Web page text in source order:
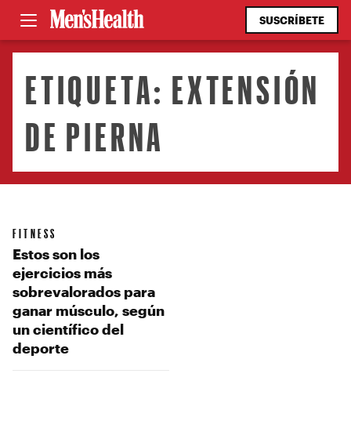
SUSCRÍBETE
ETIQUETA: EXTENSIÓN
DE PIERNA
FITNESS
Estos son los
ejercicios más
sobrevalorados para
ganar músculo, según
un científico del
deporte